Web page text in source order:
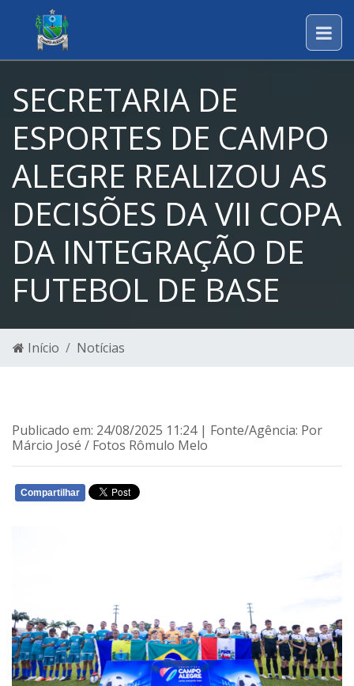
SECRETARIA DE
ESPORTES DE CAMPO
ALEGRE REALIZOU AS
DECISÕES DA VII COPA
DA INTEGRAÇÃO DE
FUTEBOL DE BASE
Início Notícias
Publicado em: 24/08/2025 11:24 | Fonte/Agência: Por
Márcio José / Fotos Rômulo Melo
Compartilhar